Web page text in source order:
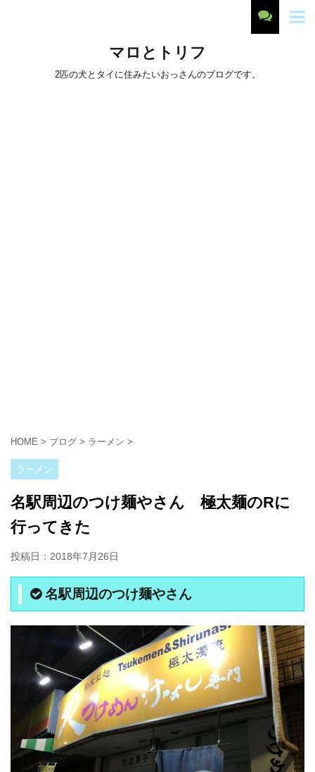
マロとトリフ
2匹の犬とタイに住みたいおっさんのブログです。
HOME > ブログ > ラーメン >
ラーメン
名駅周辺のつけ麺やさん 極太麺のRに
行ってきた
投稿日： 2018年7月26日
名駅周辺のつけ麺やさん